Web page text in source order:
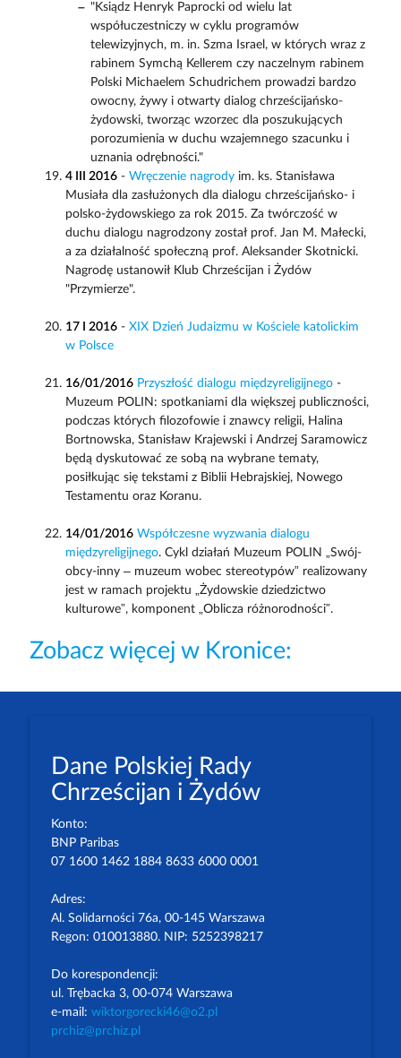
"Ksiądz Henryk Paprocki od wielu lat
współuczestniczy w cyklu programów
telewizyjnych, m. in. Szma Israel, w których wraz z
rabinem Symchą Kellerem czy naczelnym rabinem
Polski Michaelem Schudrichem prowadzi bardzo
owocny, żywy i otwarty dialog chrześcijańsko-
żydowski, tworząc wzorzec dla poszukujących
porozumienia w duchu wzajemnego szacunku i
uznania odrębności."
4 III 2016- Wręczenie nagrodyim. ks. Stanisława
Musiała dla zasłużonych dla dialogu chrześcijańsko- i
polsko-żydowskiego za rok 2015. Za twórczość w
duchu dialogu nagrodzony został prof. Jan M. Małecki,
a za działalność społeczną prof. Aleksander Skotnicki.
Nagrodę ustanowił Klub Chrześcijan i Żydów
"Przymierze".
17 I 2016- XIX Dzień Judaizmu w Kościele katolickim
w Polsce
16/01/2016 Przyszłość dialogu międzyreligijnego-
Muzeum POLIN: spotkaniami dla większej publiczności,
podczas których filozofowie i znawcy religii, Halina
Bortnowska, Stanisław Krajewski i Andrzej Saramowicz
będą dyskutować ze sobą na wybrane tematy,
posiłkując się tekstami z Biblii Hebrajskiej, Nowego
Testamentu oraz Koranu.
14/01/2016 Współczesne wyzwania dialogu
międzyreligijnego. Cykl działań Muzeum POLIN „Swój-
obcy-inny – muzeum wobec stereotypów” realizowany
jest w ramach projektu „Żydowskie dziedzictwo
kulturowe”, komponent „Oblicza różnorodności”.
Zobacz więcej w Kronice:
Dane Polskiej Rady
Chrześcijan i Żydów
Konto:
BNP Paribas
07 1600 1462 1884 8633 6000 0001
Adres:
Al. Solidarności 76a, 00-145 Warszawa
Regon: 010013880. NIP: 5252398217
Do korespondencji:
ul. Trębacka 3, 00-074 Warszawa
e-mail: wiktorgorecki46@o2.pl
prchiz@prchiz.pl